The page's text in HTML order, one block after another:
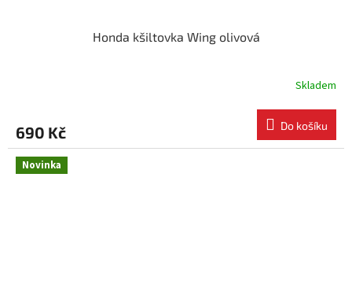
Honda kšiltovka Wing olivová
Skladem
690 Kč Do košíku
Novinka